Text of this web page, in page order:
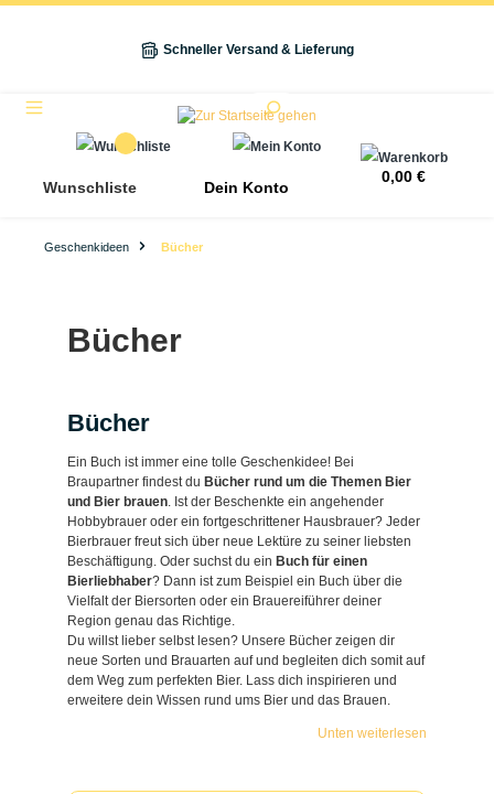
Schneller Versand & Lieferung
Wunschliste Dein Konto
0,00 €
Geschenkideen Bücher
Bücher
Bücher
Ein Buch ist immer eine tolle Geschenkidee! Bei
Braupartner findest du Bücher rund um die Themen Bier
und Bier brauen . Ist der Beschenkte ein angehender
Hobbybrauer oder ein fortgeschrittener Hausbrauer? Jeder
Bierbrauer freut sich über neue Lektüre zu seiner liebsten
Beschäftigung. Oder suchst du ein Buch für einen
Bierliebhaber? Dann ist zum Beispiel ein Buch über die
Vielfalt der Biersorten oder ein Brauereiführer deiner
Region genau das Richtige.
Du willst lieber selbst lesen? Unsere Bücher zeigen dir
neue Sorten und Brauarten auf und begleiten dich somit auf
dem Weg zum perfekten Bier. Lass dich inspirieren und
erweitere dein Wissen rund ums Bier und das Brauen.
Unten weiterlesen